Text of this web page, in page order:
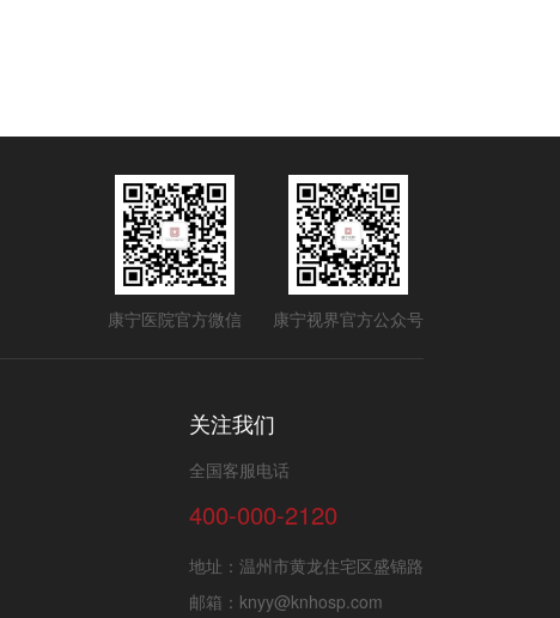
康宁医院官方微信 康宁视界官方公众号
关注我们
全国客服电话
400-000-2120
地址：温州市黄龙住宅区盛锦路
邮箱：knyy@knhosp.com